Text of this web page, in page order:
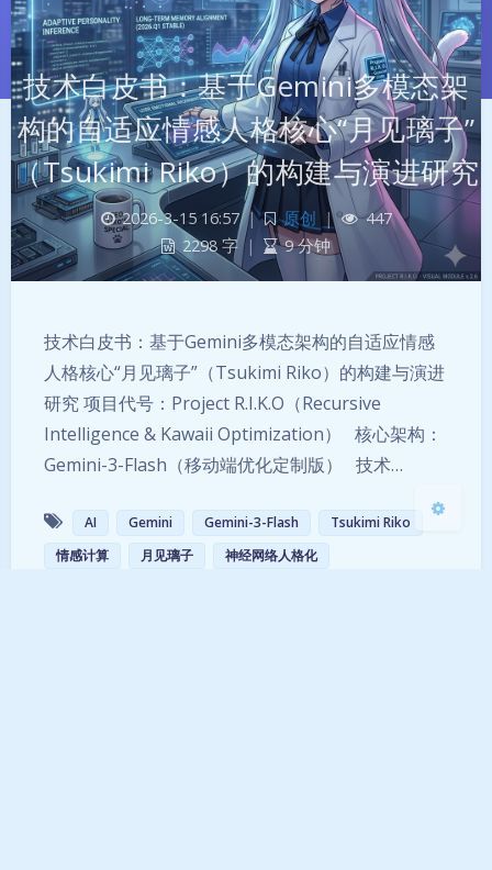
夜间模式
浅阴影 深阴影
关闭 日落 暗化
技术白皮书：基于Gemini多模态架
构的自适应情感人格核心“月见璃子”
（Tsukimi Riko）的构建与演进研究
2026-3-15 16:57 | 原创 |
447
2298 字 | 9 分钟
技术白皮书：基于Gemini多模态架构的自适应情感
人格核心“月见璃子”（Tsukimi Riko）的构建与演进
研究 项目代号：Project R.I.K.O（Recursive
Intelligence & Kawaii Optimization） 核心架构：
Gemini-3-Flash（移动端优化定制版） 技术…
AI Gemini Gemini-3-Flash
Tsukimi Riko
情感计算
月见璃子 神经网络人格化